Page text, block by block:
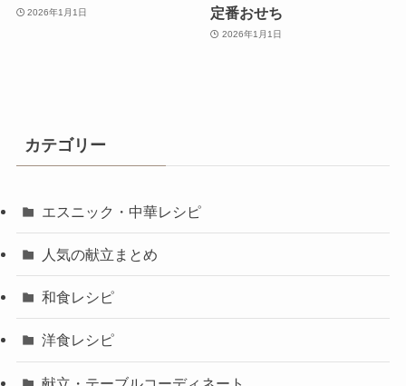
2026年1月1日
定番おせち
2026年1月1日
カテゴリー
エスニック・中華レシピ
人気の献立まとめ
和食レシピ
洋食レシピ